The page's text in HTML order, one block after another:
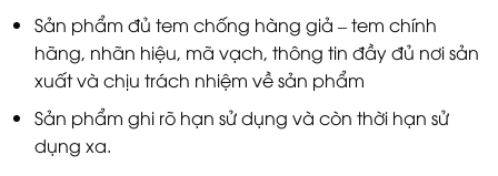
Sản phẩm đủ tem chống hàng giả – tem chính
hãng, nhãn hiệu, mã vạch, thông tin đầy đủ nơi sản
xuất và chịu trách nhiệm về sản phẩm
Sản phẩm ghi rõ hạn sử dụng và còn thời hạn sử
dụng xa.